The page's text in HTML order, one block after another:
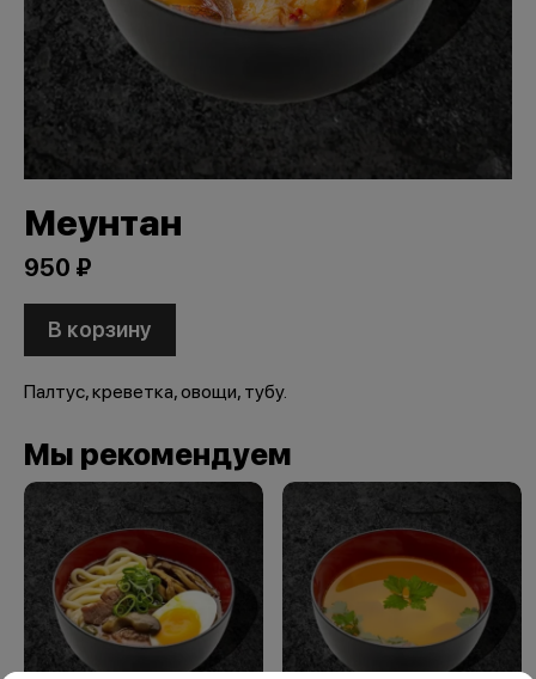
Меунтан
950 ₽
В корзину
Палтус, креветка, овощи, тубу.
Мы рекомендуем